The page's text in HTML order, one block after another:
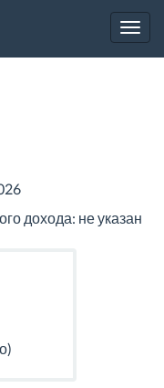
дохода: не указан